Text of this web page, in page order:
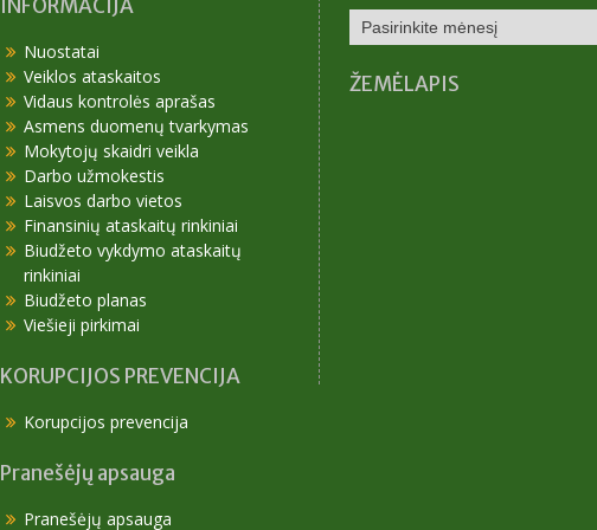
INFORMACIJA
Nuostatai
Veiklos ataskaitos
Vidaus kontrolės aprašas
Asmens duomenų tvarkymas
Mokytojų skaidri veikla
Darbo užmokestis
Laisvos darbo vietos
Finansinių ataskaitų rinkiniai
Biudžeto vykdymo ataskaitų
rinkiniai
Biudžeto planas
Viešieji pirkimai
KORUPCIJOS PREVENCIJA
Korupcijos prevencija
Pranešėjų apsauga
Pranešėjų apsauga
NAUJIENŲ
ARCHYVAS
ŽEMĖLAPIS